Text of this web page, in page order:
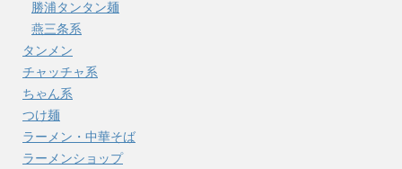
勝浦タンタン麺
燕三条系
タンメン
チャッチャ系
ちゃん系
つけ麺
ラーメン・中華そば
ラーメンショップ